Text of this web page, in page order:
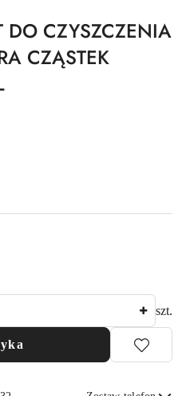
DO CZYSZCZENIA
CZĄSTEK
szt.